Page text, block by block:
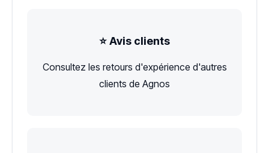
⭐ Avis clients
Consultez les retours d'expérience d'autres
clients de Agnos